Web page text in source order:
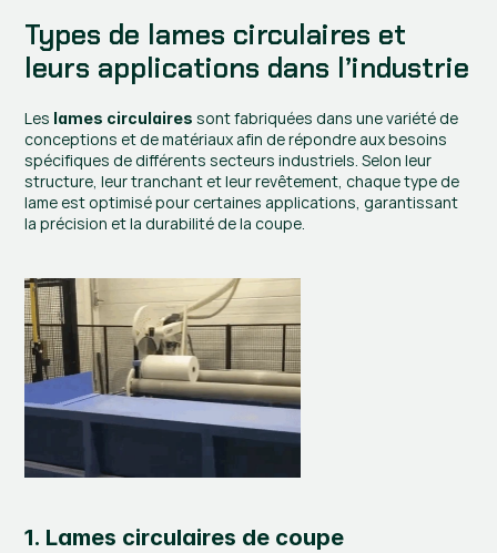
Types de lames circulaires et
leurs applications dans l’industrie
Les lames circulaires sont fabriquées dans une variété de
conceptions et de matériaux afin de répondre aux besoins
spécifiques de différents secteurs industriels. Selon leur
structure, leur tranchant et leur revêtement, chaque type de
lame est optimisé pour certaines applications, garantissant
la précision et la durabilité de la coupe.
1. Lames circulaires de coupe